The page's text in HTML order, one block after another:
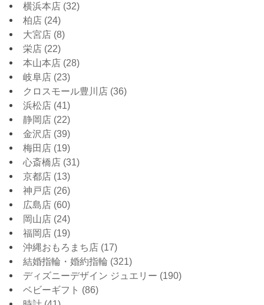
横浜本店 (32)
柏店 (24)
大宮店 (8)
栄店 (22)
本山本店 (28)
岐阜店 (23)
クロスモール豊川店 (36)
浜松店 (41)
静岡店 (22)
金沢店 (39)
梅田店 (19)
心斎橋店 (31)
京都店 (13)
神戸店 (26)
広島店 (60)
岡山店 (24)
福岡店 (19)
沖縄おもろまち店 (17)
結婚指輪・婚約指輪 (321)
ディズニーデザイン ジュエリー (190)
ベビーギフト (86)